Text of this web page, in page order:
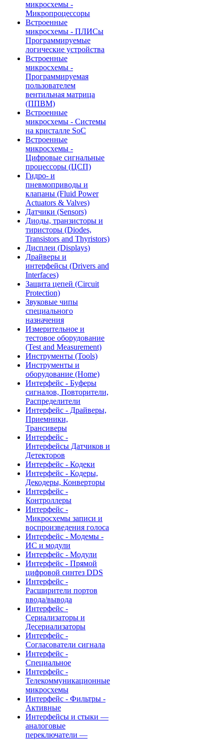
микросхемы -
Микропроцессоры
Встроенные
микросхемы - ПЛИСы
Программируемые
логические устройства
Встроенные
микросхемы -
Программируемая
пользователем
вентильная матрица
(ППВМ)
Встроенные
микросхемы - Системы
на кристалле SoC
Встроенные
микросхемы -
Цифровые сигнальные
процессоры (ЦСП)
Гидро- и
пневмоприводы и
клапаны (Fluid Power
Actuators & Valves)
Датчики (Sensors)
Диоды, транзисторы и
тиристоры (Diodes,
Transistors and Thyristors)
Дисплеи (Displays)
Драйверы и
интерфейсы (Drivers and
Interfaces)
Защита цепей (Circuit
Protection)
Звуковые чипы
специального
назначения
Измерительное и
тестовое оборудование
(Test and Measurement)
Инструменты (Tools)
Инструменты и
оборудование (Home)
Интерфейс - Буферы
сигналов, Повторители,
Распределители
Интерфейс - Драйверы,
Приемники,
Трансиверы
Интерфейс -
Интерфейсы Датчиков и
Детекторов
Интерфейс - Кодеки
Интерфейс - Кодеры,
Декодеры, Конверторы
Интерфейс -
Контроллеры
Интерфейс -
Микросхемы записи и
воспроизведения голоса
Интерфейс - Модемы -
ИС и модули
Интерфейс - Модули
Интерфейс - Прямой
цифровой синтез DDS
Интерфейс -
Расширители портов
ввода/вывода
Интерфейс -
Сериализаторы и
Десериализаторы
Интерфейс -
Согласователи сигнала
Интерфейс -
Специальное
Интерфейс -
Телекоммуникационные
микросхемы
Интерфейс - Фильтры -
Активные
Интерфейсы и стыки —
аналоговые
переключатели —